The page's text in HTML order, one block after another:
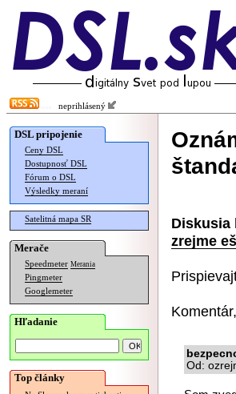
neprihlásený
DSL pripojenie
Ceny DSL
Dostupnosť DSL
Fórum o DSL
Výsledky meraní
Satelitná mapa SR
Merače
Speedmeter Merania
Pingmeter
Googlemeter
Hľadanie
Top články
Diskusia
zrejme
Od: